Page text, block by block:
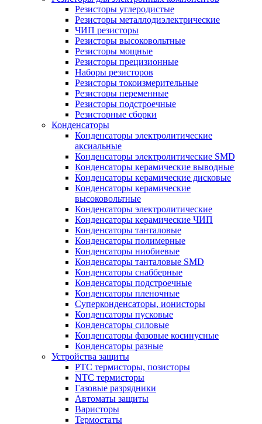
Резисторы углеродистые
Резисторы металлодиэлектрические
ЧИП резисторы
Резисторы высоковольтные
Резисторы мощные
Резисторы прецизионные
Наборы резисторов
Резисторы токоизмерительные
Резисторы переменные
Резисторы подстроечные
Резисторные сборки
Конденсаторы
Конденсаторы электролитические
аксиальные
Конденсаторы электролитические SMD
Конденсаторы керамические выводные
Конденсаторы керамические дисковые
Конденсаторы керамические
высоковольтные
Конденсаторы электролитические
Конденсаторы керамические ЧИП
Конденсаторы танталовые
Конденсаторы полимерные
Конденсаторы ниобиевые
Конденсаторы танталовые SMD
Конденсаторы снабберные
Конденсаторы подстроечные
Конденсаторы пленочные
Суперконденсаторы, ионисторы
Конденсаторы пусковые
Конденсаторы силовые
Конденсаторы фазовые косинусные
Конденсаторы разные
Устройства защиты
PTC термисторы, позисторы
NTC термисторы
Газовые разрядники
Автоматы защиты
Варисторы
Термостаты